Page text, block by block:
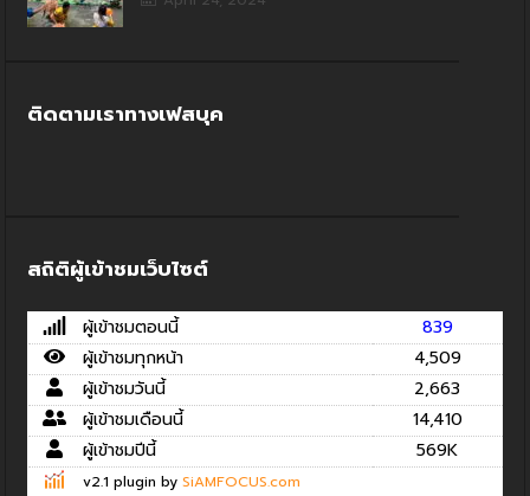
ติดตามเราทางเฟสบุค
สถิติผู้เข้าชมเว็บไซต์
ผู้เข้าชมตอนนี้
839
ผู้เข้าชมทุกหน้า
4,509
ผู้เข้าชมวันนี้
2,663
ผู้เข้าชมเดือนนี้
14,410
ผู้เข้าชมปีนี้
569K
v2.1 plugin by SiAMFOCUS.com